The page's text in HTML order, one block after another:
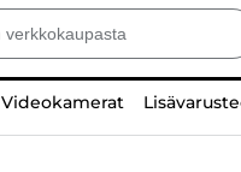
Videokamerat